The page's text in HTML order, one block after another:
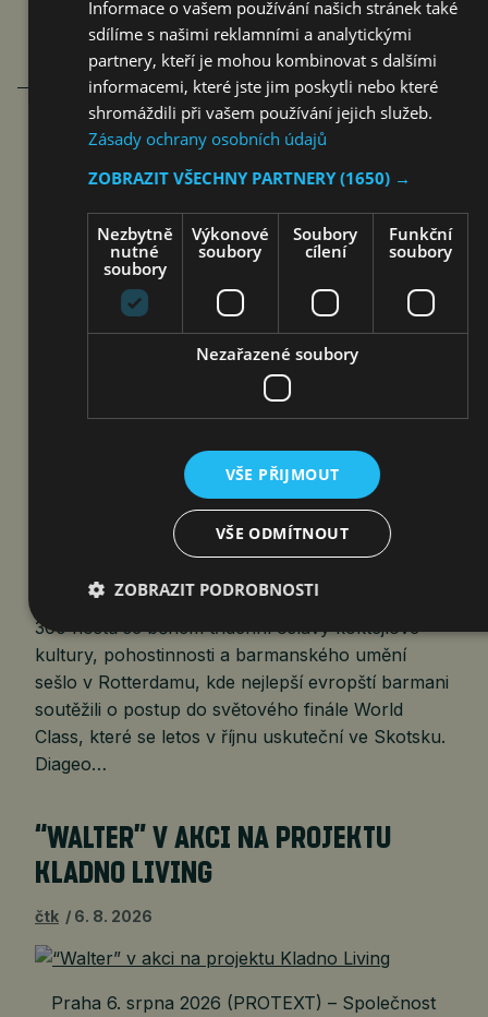
PATRIK ŠKAMLA BUDE
REPREZENTOVAT ČESKO NA
SVĚTOVÉM FINÁLE WORLD CLASS
6. 8. 2026
Praha 2. července 2026 (PROTEXT) – Více než
300 hostů se během třídenní oslavy koktejlové
kultury, pohostinnosti a barmanského umění
sešlo v Rotterdamu, kde nejlepší evropští barmani
soutěžili o postup do světového finále World
Class, které se letos v říjnu uskuteční ve Skotsku.
Diageo…
“WALTER” V AKCI NA PROJEKTU
KLADNO LIVING
čtk 6. 8. 2026
Praha 6. srpna 2026 (PROTEXT) – Společnost
Informace o vašem používání našich stránek také
sdílíme s našimi reklamními a analytickými
partnery, kteří je mohou kombinovat s dalšími
informacemi, které jste jim poskytli nebo které
shromáždili při vašem používání jejich služeb.
Zásady ochrany osobních údajů
ZOBRAZIT VŠECHNY PARTNERY(1650) →
Nezbytně
nutné
soubory
Výkonové
soubory
Soubory
cílení
Funkční
soubory
Nezařazené soubory
VŠE PŘIJMOUT
VŠE ODMÍTNOUT
ZOBRAZIT PODROBNOSTI